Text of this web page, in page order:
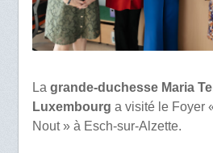
La grande-duchesse Maria
Luxembourg a visité le Foyer
Nout » à Esch-sur-Alzette.